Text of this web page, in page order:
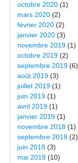
octobre 2020 (1)
mars 2020 (2)
février 2020 (2)
janvier 2020 (3)
novembre 2019 (1)
octobre 2019 (2)
septembre 2019 (6)
août 2019 (3)
juillet 2019 (1)
juin 2019 (1)
avril 2019 (1)
janvier 2019 (1)
novembre 2018 (1)
septembre 2018 (2)
juin 2018 (3)
mai 2018 (10)